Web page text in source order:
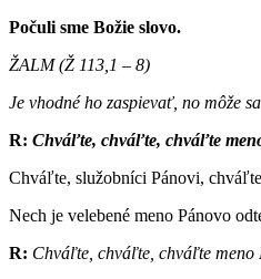
Počuli sme Božie slovo.
ŽALM (Ž 113,1 – 8)
Je vhodné ho zaspievať, no môže
R: Chváľte, chváľte, chváľte
Chváľte, služobníci Pánovi,
Nech je velebené meno Pánovo
R: Chváľte, chváľte, chváľte meno